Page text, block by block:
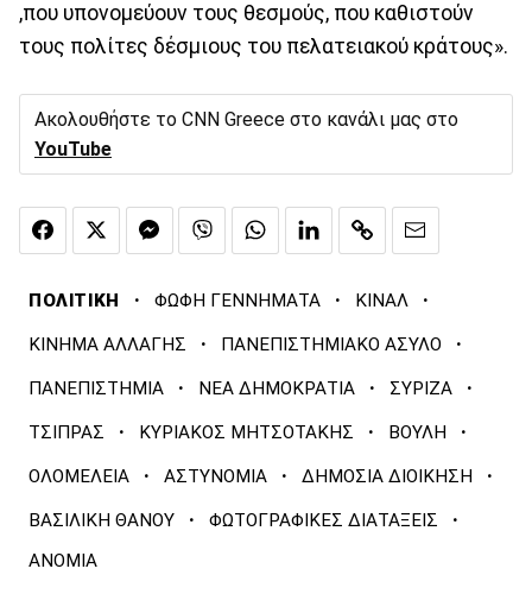
,που υπονομεύουν τους θεσμούς, που καθιστούν
τους πολίτες δέσμιους του πελατειακού κράτους».
Ακολουθήστε το CNN Greece στο κανάλι μας στο
YouTube
ΠΟΛΙΤΙΚΗ · ΦΩΦΗ ΓΕΝΝΗΜΑΤΑ · ΚΙΝΑΛ ·
ΚΙΝΗΜΑ ΑΛΛΑΓΗΣ · ΠΑΝΕΠΙΣΤΗΜΙΑΚΟ ΑΣΥΛΟ ·
ΠΑΝΕΠΙΣΤΗΜΙΑ · ΝΕΑ ΔΗΜΟΚΡΑΤΙΑ · ΣΥΡΙΖΑ ·
ΤΣΙΠΡΑΣ · ΚΥΡΙΑΚΟΣ ΜΗΤΣΟΤΑΚΗΣ · ΒΟΥΛΗ ·
ΟΛΟΜΕΛΕΙΑ · ΑΣΤΥΝΟΜΙΑ · ΔΗΜΟΣΙΑ ΔΙΟΙΚΗΣΗ ·
ΒΑΣΙΛΙΚΗ ΘΑΝΟΥ · ΦΩΤΟΓΡΑΦΙΚΕΣ ΔΙΑΤΑΞΕΙΣ ·
ΑΝΟΜΙΑ